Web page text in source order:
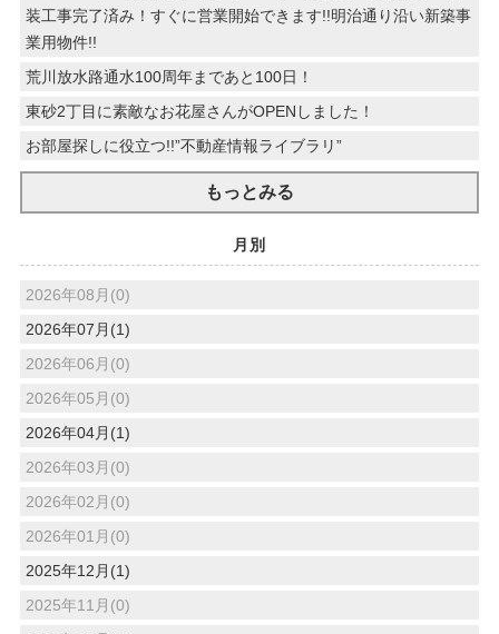
装工事完了済み！すぐに営業開始できます!!明治通り沿い新築事
業用物件!!
荒川放水路通水100周年まであと100日！
東砂2丁目に素敵なお花屋さんがOPENしました！
お部屋探しに役立つ!!”不動産情報ライブラリ”
もっとみる
月別
2026年08月(0)
2026年07月(1)
2026年06月(0)
2026年05月(0)
2026年04月(1)
2026年03月(0)
2026年02月(0)
2026年01月(0)
2025年12月(1)
2025年11月(0)